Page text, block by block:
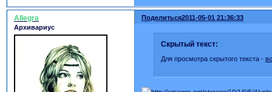
Поделиться2011-05-01 21:36:33
Allegra
Архивариус
Скрытый текст:
Для просмотра скрытого текста -